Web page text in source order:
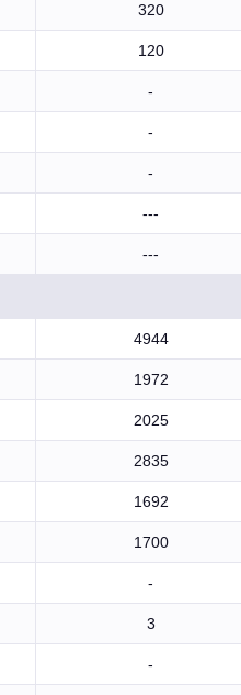
320
120
-
-
-
---
---
4944
1972
2025
2835
1692
1700
-
3
-